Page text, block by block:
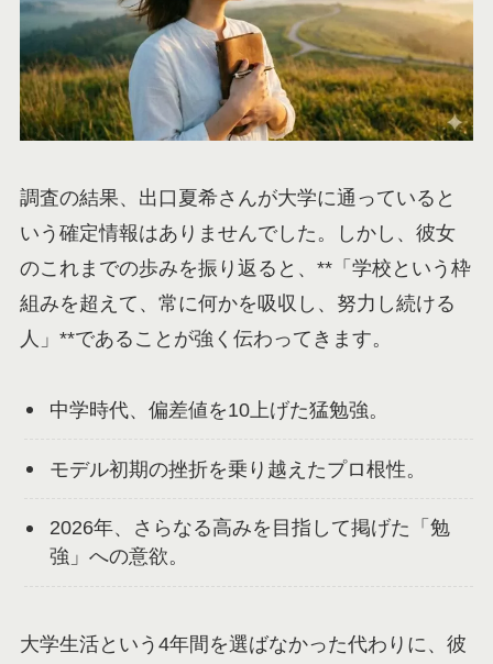
調査の結果、出口夏希さんが大学に通っていると
いう確定情報はありませんでした。しかし、彼女
のこれまでの歩みを振り返ると、**「学校という枠
組みを超えて、常に何かを吸収し、努力し続ける
人」**であることが強く伝わってきます。
中学時代、偏差値を10上げた猛勉強。
モデル初期の挫折を乗り越えたプロ根性。
2026年、さらなる高みを目指して掲げた「勉
強」への意欲。
大学生活という4年間を選ばなかった代わりに、彼